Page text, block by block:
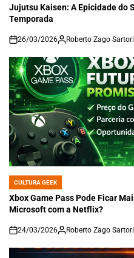
IN
Jujutsu Kaisen: A Epicidade do
Temporada
on
26/03/2026 Roberto Zago Sartori
POSTED
IN
CULTURA GEEK
Xbox Game Pass Pode Ficar
Microsoft com a Netflix?
on
24/03/2026 Roberto Zago Sartori